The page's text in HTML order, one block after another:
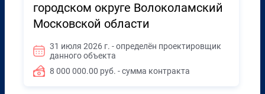
городском округе Волоколамский
Московской области
31 июля 2026 г. - определён проектировщик
данного объекта
8 000 000.00 руб. - сумма контракта